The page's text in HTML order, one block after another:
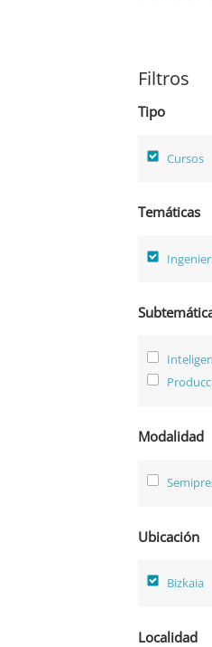
Filtros
Tipo
Cursos
Temáticas
Modalidad
Ubicación
Bizkaia
Localidad